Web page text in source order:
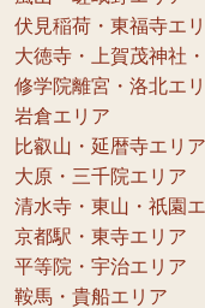
伏見稲荷・東福寺エ
大徳寺・上賀茂神社
修学院離宮・洛北エ
岩倉エリア
比叡山・延暦寺エリア
大原・三千院エリア
清水寺・東山・祇園
京都駅・東寺エリア
平等院・宇治エリア
鞍馬・貴船エリア